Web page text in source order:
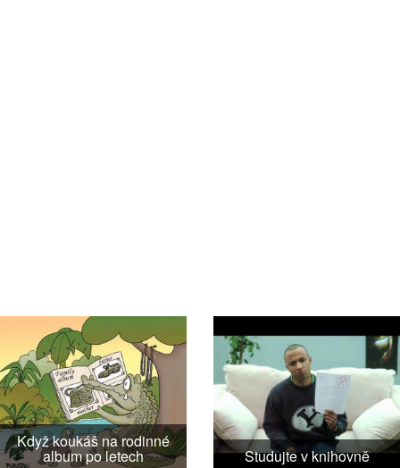
Když koukáš na rodinné
album po letech Studujte v knihovně